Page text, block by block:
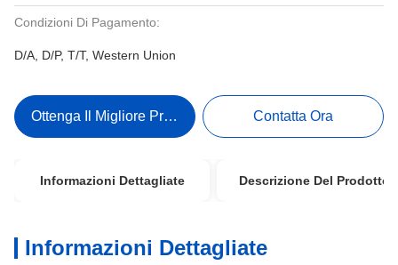
Condizioni Di Pagamento:
D/A, D/P, T/T, Western Union
Ottenga Il Migliore Prezzo Contatta Ora
Informazioni Dettagliate Descrizione Del Prodotto
Informazioni Dettagliate